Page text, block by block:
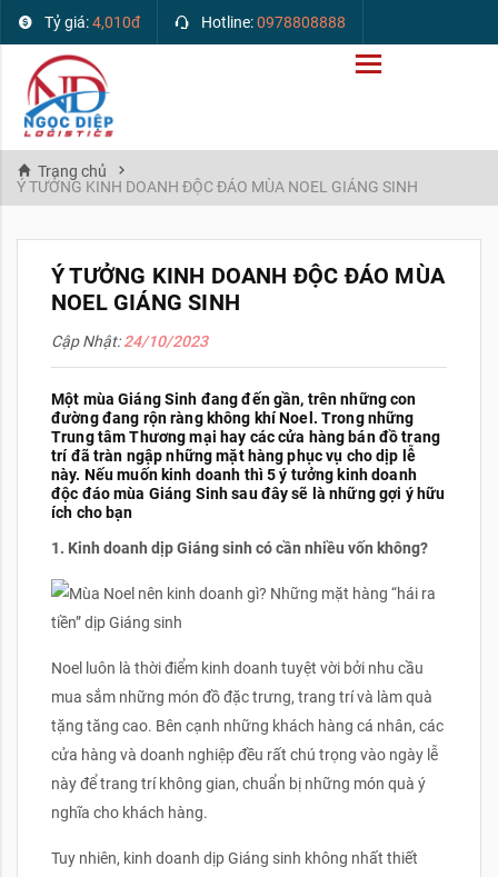
Tỷ giá:4,010đ Hotline:0978808888
Trang chủ
Ý TƯỞNG KINH DOANH ĐỘC ĐÁO MÙA NOEL GIÁNG SINH
Ý TƯỞNG KINH DOANH ĐỘC ĐÁO MÙA
NOEL GIÁNG SINH
Cập Nhật:24/10/2023
Một mùa Giáng Sinh đang đến gần, trên những con
đường đang rộn ràng không khí Noel. Trong những
Trung tâm Thương mại hay các cửa hàng bán đồ trang
trí đã tràn ngập những mặt hàng phục vụ cho dịp lễ
này. Nếu muốn kinh doanh thì 5 ý tưởng kinh doanh
độc đáo mùa Giáng Sinh sau đây sẽ là những gợi ý hữu
ích cho bạn
1. Kinh doanh dịp Giáng sinh có cần nhiều vốn không?
Noel luôn là thời điểm kinh doanh tuyệt vời bởi nhu cầu
mua sắm những món đồ đặc trưng, trang trí và làm quà
tặng tăng cao. Bên cạnh những khách hàng cá nhân, các
cửa hàng và doanh nghiệp đều rất chú trọng vào ngày lễ
này để trang trí không gian, chuẩn bị những món quà ý
nghĩa cho khách hàng.
Tuy nhiên, kinh doanh dịp Giáng sinh không nhất thiết